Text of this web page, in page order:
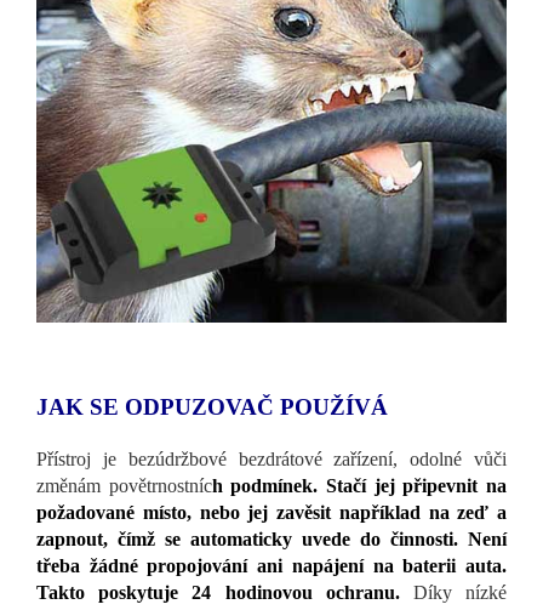
JAK SE ODPUZOVAČ POUŽÍVÁ
Přístroj je bezúdržbové bezdrátové zařízení, odolné vůči
změnám povětrnostních podmínek. Stačí jej připevnit na
požadované místo, nebo jej zavěsit například na zeď a
zapnout, čímž se automaticky uvede do činnosti. Není
třeba žádné propojování ani napájení na baterii auta.
Takto poskytuje 24 hodinovou ochranu.
Díky nízké